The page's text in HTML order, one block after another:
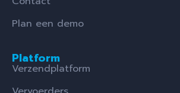
Plan een demo
Platform
Verzendplatform